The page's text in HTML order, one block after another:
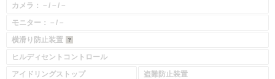
カメラ：－/－/－
モニター：－/－
横滑り防止装置
ヒルディセントコントロール
アイドリングストップ
盗難防止装置
※次回問い合わせをする際に自動入力されます